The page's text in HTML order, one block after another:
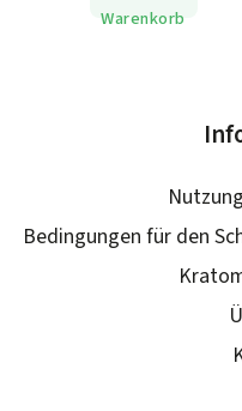
Warenkorb
Bedingungen für den